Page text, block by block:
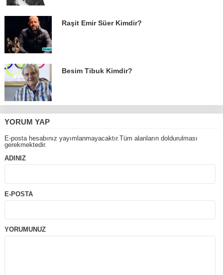
Raşit Emir Süer Kimdir?
Besim Tibuk Kimdir?
YORUM YAP
E-posta hesabınız yayımlanmayacaktır.Tüm alanların doldurulması
gerekmektedir.
ADINIZ
E-POSTA
YORUMUNUZ